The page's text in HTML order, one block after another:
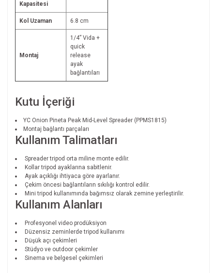
Kapasitesi
Kol Uzaman 6.8 cm
Montaj
1/4” Vida +
quick
release
ayak
bağlantıları
Kutu İçeriği
YC Onion Pineta Peak Mid-Level Spreader (PPMS1815)
Montaj bağlantı parçaları
Kullanım Talimatları
Spreader tripod orta miline monte edilir.
Kollar tripod ayaklarına sabitlenir.
Ayak açıklığı ihtiyaca göre ayarlanır.
Çekim öncesi bağlantıların sıkılığı kontrol edilir.
Mini tripod kullanımında bağımsız olarak zemine yerleştirilir.
Kullanım Alanları
Profesyonel video prodüksiyon
Düzensiz zeminlerde tripod kullanımı
Düşük açı çekimleri
Stüdyo ve outdoor çekimler
Sinema ve belgesel çekimleri